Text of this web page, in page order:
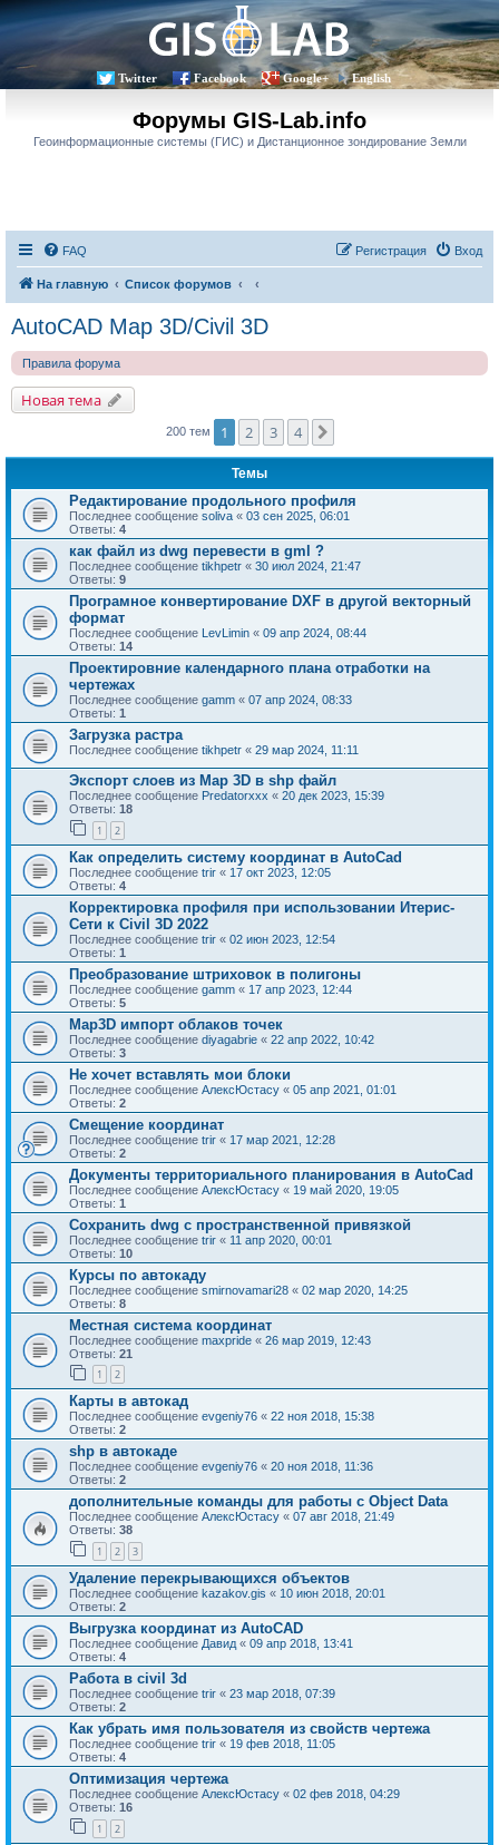
Twitter Facebook Google+ English
Форумы GIS-Lab.info
Геоинформационные системы (ГИС) и Дистанционное зондирование Земли
FAQ Вход
Регистрация
На главную Список форумов
AutoCAD Map 3D/Civil 3D
Правила форума
Новая тема
200 тем 1 2 3 4
Темы
Редактирование продольного профиля
Последнее сообщение soliva « 03 сен 2025, 06:01
Ответы: 4
как файл из dwg перевести в gml ?
Последнее сообщение tikhpetr « 30 июл 2024, 21:47
Ответы: 9
Програмное конвертирование DXF в другой векторный
формат
Последнее сообщение LevLimin « 09 апр 2024, 08:44
Ответы: 14
Проектировние календарного плана отработки на
чертежах
Последнее сообщение gamm « 07 апр 2024, 08:33
Ответы: 1
Загрузка растра
Последнее сообщение tikhpetr « 29 мар 2024, 11:11
Экспорт слоев из Map 3D в shp файл
Последнее сообщение Predatorxxx « 20 дек 2023, 15:39
Ответы: 18
1 2
Как определить систему координат в AutoCad
Последнее сообщение trir « 17 окт 2023, 12:05
Ответы: 4
Корректировка профиля при использовании Итерис-
Сети к Civil 3D 2022
Последнее сообщение trir « 02 июн 2023, 12:54
Ответы: 1
Преобразование штриховок в полигоны
Последнее сообщение gamm « 17 апр 2023, 12:44
Ответы: 5
Map3D импорт облаков точек
Последнее сообщение diyagabrie « 22 апр 2022, 10:42
Ответы: 3
Не хочет вставлять мои блоки
Последнее сообщение АлексЮстасу « 05 апр 2021, 01:01
Ответы: 2
Смещение координат
Последнее сообщение trir « 17 мар 2021, 12:28
Ответы: 2
Документы территориального планирования в AutoCad
Последнее сообщение АлексЮстасу « 19 май 2020, 19:05
Ответы: 1
Сохранить dwg с пространственной привязкой
Последнее сообщение trir « 11 апр 2020, 00:01
Ответы: 10
Курсы по автокаду
Последнее сообщение smirnovamari28 « 02 мар 2020, 14:25
Ответы: 8
Местная система координат
Последнее сообщение maxpride « 26 мар 2019, 12:43
Ответы: 21
1 2
Карты в автокад
Последнее сообщение evgeniy76 « 22 ноя 2018, 15:38
Ответы: 2
shp в автокаде
Последнее сообщение evgeniy76 « 20 ноя 2018, 11:36
Ответы: 2
дополнительные команды для работы с Object Data
Последнее сообщение АлексЮстасу « 07 авг 2018, 21:49
Ответы: 38
1 2 3
Удаление перекрывающихся объектов
Последнее сообщение kazakov.gis « 10 июн 2018, 20:01
Ответы: 2
Выгрузка координат из AutoCAD
Последнее сообщение Давид « 09 апр 2018, 13:41
Ответы: 4
Работа в civil 3d
Последнее сообщение trir « 23 мар 2018, 07:39
Ответы: 2
Как убрать имя пользователя из свойств чертежа
Последнее сообщение trir « 19 фев 2018, 11:05
Ответы: 4
Оптимизация чертежа
Последнее сообщение АлексЮстасу « 02 фев 2018, 04:29
Ответы: 16
1 2